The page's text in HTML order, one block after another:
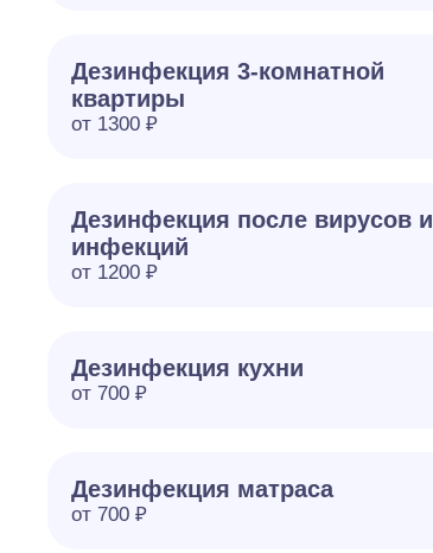
Дезинфекция 3-комнатной
квартиры
от 1300 ₽
Дезинфекция после вирусов и
инфекций
от 1200 ₽
Дезинфекция кухни
от 700 ₽
Дезинфекция матраса
от 700 ₽